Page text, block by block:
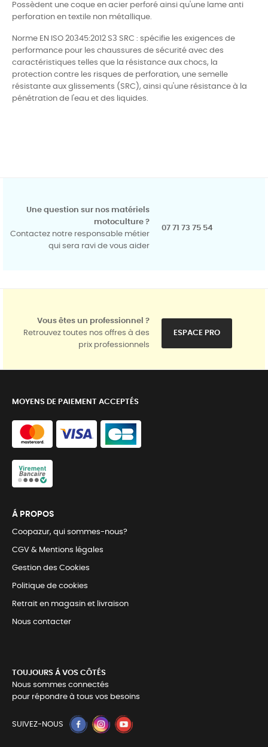
Possèdent une coque en acier perforé ainsi qu'une lame anti
perforation en textile non métallique.
Norme EN ISO 20345:2012 S3 SRC : spécifie les exigences de
performance pour les chaussures de sécurité avec des
caractéristiques telles que la résistance aux chocs, la
protection contre les risques de perforation, une semelle
résistante aux glissements (SRC), ainsi qu'une résistance à la
pénétration de l'eau et des liquides.
Une question sur nos matériels
motoculture ?
Contactez notre responsable métier
qui sera ravi de vous aider
07 71 73 75 54
Vous êtes un professionnel ?
Retrouvez toutes nos offres à des
prix professionnels
ESPACE PRO
MOYENS DE PAIEMENT ACCEPTÉS
Á PROPOS
Coopazur, qui sommes-nous?
CGV & Mentions légales
Gestion des Cookies
Politique de cookies
Retrait en magasin et livraison
Nous contacter
TOUJOURS Á VOS CÔTÉS
Nous sommes connectés
pour répondre à tous vos besoins
SUIVEZ-NOUS